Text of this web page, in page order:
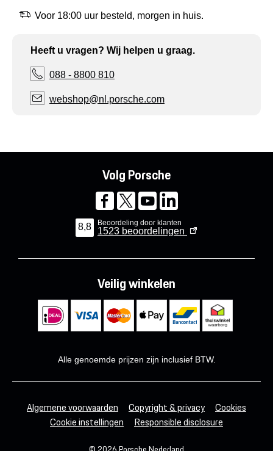
Voor 18:00 uur besteld, morgen in huis.
Heeft u vragen? Wij helpen u graag.
088 - 8800 810
webshop@nl.porsche.com
Volg Porsche
8,8 Beoordeling door klanten
1523 beoordelingen
Veilig winkelen
Alle genoemde prijzen zijn inclusief BTW.
Algemene voorwaarden Copyright & privacy
Cookies
Cookie instellingen
Responsible disclosure